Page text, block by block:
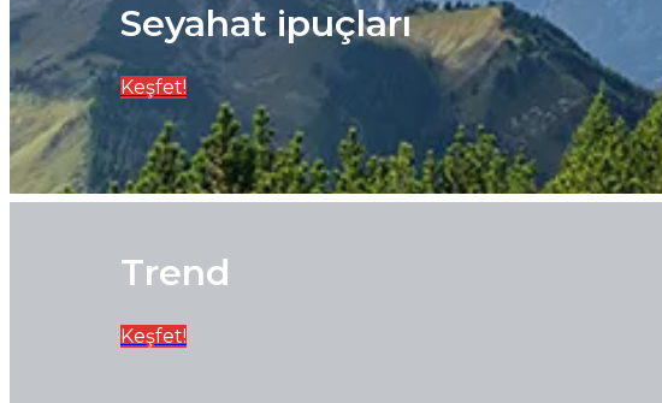
Seyahat ipuçları
Keşfet!
Trend
Keşfet!